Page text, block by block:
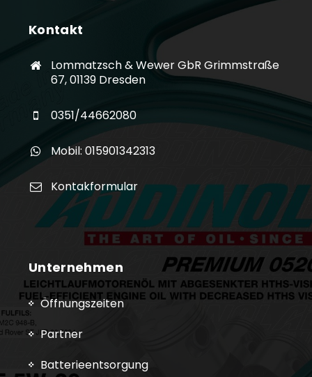
Kontakt
Lommatzsch & Wewer GbR Grimmstraße
67, 01139 Dresden
0351/44662080
Mobil: 015901342313
Kontakformular
Unternehmen
Öffnungszeiten
Partner
Batterieentsorgung